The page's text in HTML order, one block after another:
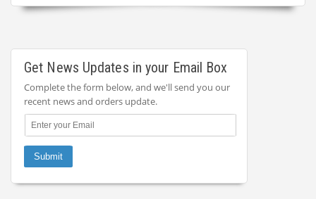
Get News Updates in your Email Box
Complete the form below, and we'll send you our
recent news and orders update.